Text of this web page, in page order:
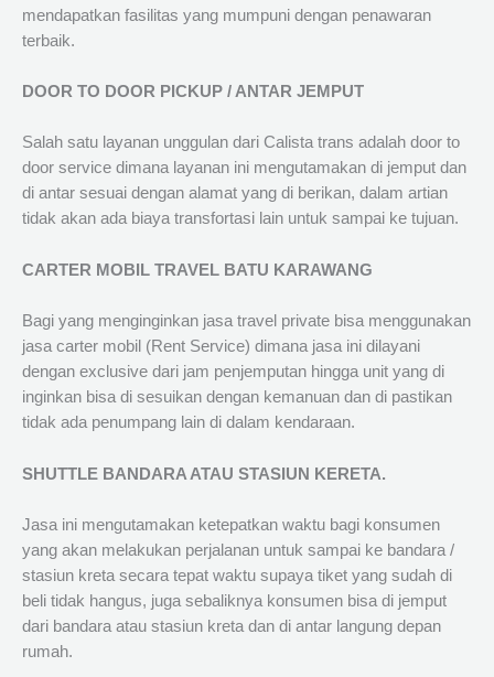
mendapatkan fasilitas yang mumpuni dengan penawaran
terbaik.
DOOR TO DOOR PICKUP / ANTAR JEMPUT
Salah satu layanan unggulan dari Calista trans adalah door to
door service dimana layanan ini mengutamakan di jemput dan
di antar sesuai dengan alamat yang di berikan, dalam artian
tidak akan ada biaya transfortasi lain untuk sampai ke tujuan.
CARTER MOBIL TRAVEL BATU KARAWANG
Bagi yang menginginkan jasa travel private bisa menggunakan
jasa carter mobil (Rent Service) dimana jasa ini dilayani
dengan exclusive dari jam penjemputan hingga unit yang di
inginkan bisa di sesuikan dengan kemanuan dan di pastikan
tidak ada penumpang lain di dalam kendaraan.
SHUTTLE BANDARA ATAU STASIUN KERETA.
Jasa ini mengutamakan ketepatkan waktu bagi konsumen
yang akan melakukan perjalanan untuk sampai ke bandara /
stasiun kreta secara tepat waktu supaya tiket yang sudah di
beli tidak hangus, juga sebaliknya konsumen bisa di jemput
dari bandara atau stasiun kreta dan di antar langung depan
rumah.